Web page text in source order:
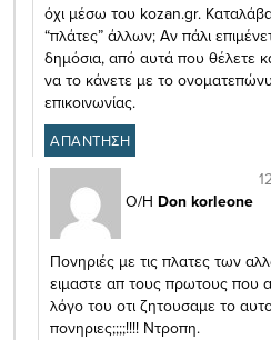
όχι μέσω του kozan.gr.
“πλάτες” άλλων; Aν πάλι
δημόσια, από αυτά που θέλετε
να το κάνετε με το
επικοινωνίας.
ΑΠΑΝΤΗΣΗ
Ο/Η Don korleone
Πονηριές με τις πλατες των
ειμαστε απ τους πρωτους που
λόγο του οτι ζητουσαμε το
πονηριες;;;;!!!! Ντροπη.